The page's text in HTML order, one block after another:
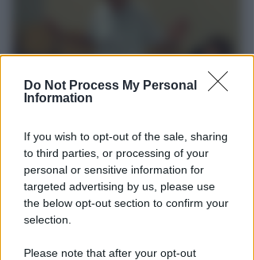
Do Not Process My Personal
Information
If you wish to opt-out of the sale, sharing
to third parties, or processing of your
personal or sensitive information for
targeted advertising by us, please use
the below opt-out section to confirm your
selection.
Please note that after your opt-out
Piano Arenile. Renzi (FdI):
maldestro tentativo di
urbanizzare la spiaggia
diRedazione